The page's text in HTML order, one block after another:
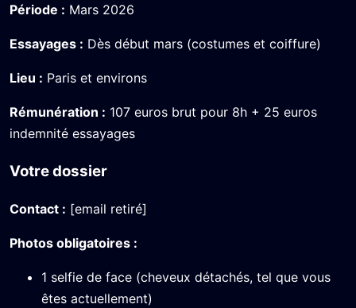
Période : Mars 2026
Essayages : Dès début mars (costumes et coiffure)
Lieu : Paris et environs
Rémunération : 107 euros brut pour 8h + 25 euros
indemnité essayages
Votre dossier
Contact : [email retiré]
Photos obligatoires :
1 selfie de face (cheveux détachés, tel que vous
êtes actuellement)